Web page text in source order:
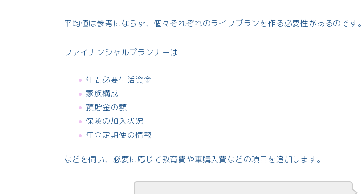
平均値は参考にならず、個々それぞれのライフプランを作る必要性があるのです。
ファイナンシャルプランナーは
年間必要生活資金
家族構成
預貯金の額
保険の加入状況
年金定期便の情報
などを伺い、必要に応じて教育費や車購入費などの項目を追加します。